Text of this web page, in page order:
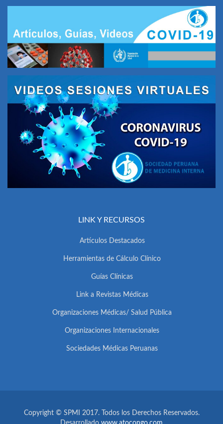
LINK Y RECURSOS
Artículos Destacados
Herramientas de Cálculo Clínico
Guías Clínicas
Link a Revistas Médicas
Organizaciones Médicas/ Salud Pública
Organizaciones Internacionales
Sociedades Médicas Peruanas
Copyright © SPMI 2017. Todos los Derechos Reservados.